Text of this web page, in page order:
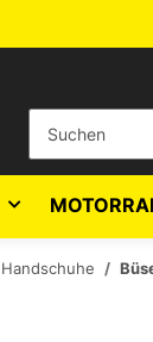
Handschuhe